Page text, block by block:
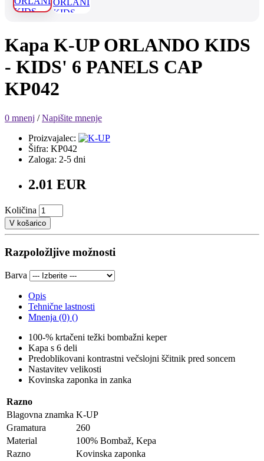
Kapa K-UP ORLANDO KIDS
- KIDS' 6 PANELS CAP
KP042
0 mnenj /Napišite mnenje
Proizvajalec:
Šifra: KP042
Zaloga: 2-5 dni
2.01 EUR
Količina
V košarico
Razpoložljive možnosti
Barva
Opis
Tehnične lastnosti
Mnenja (0) ()
100-% krtačeni težki bombažni keper
Kapa s 6 deli
Predoblikovani kontrastni večslojni ščitnik pred soncem
Nastavitev velikosti
Kovinska zaponka in zanka
Razno
Blagovna znamka K-UP
Gramatura
260
Material
100% Bombaž, Kepa
Razno
Kovinska zaponka